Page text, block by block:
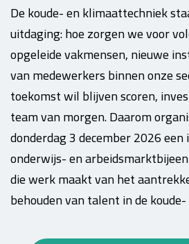
De koude- en klimaattechniek
uitdaging: hoe zorgen we voor
opgeleide vakmensen, nieuwe
van medewerkers binnen onze
toekomst wil blijven scoren,
team van morgen. Daarom
donderdag 3 december 2026
onderwijs- en
die werk maakt van het
behouden van talent in de